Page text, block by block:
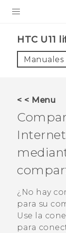
VIVE
VIVERSE
AYUDA
HTC Devices
Video
HTC U11
< < Menu
¿No hay
para su
Use la
para